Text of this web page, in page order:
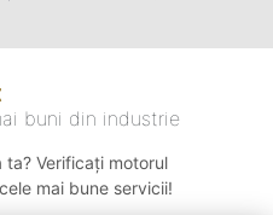
buni din industrie
ta? Verificați motorul
mai bune servicii!